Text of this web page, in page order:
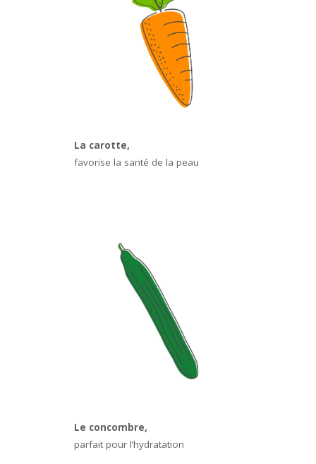
La carotte,
favorise la santé de la peau
Le concombre,
parfait pour l’hydratation